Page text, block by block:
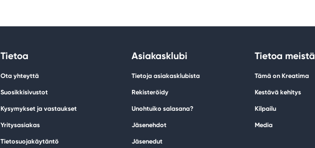
Tietoa
Ota yhteyttä
Suosikkisivustot
Kysymykset ja vastaukset
Yritysasiakas
Tietosuojakäytäntö
Asiakasklubi
Tietoja asiakasklubista
Rekisteröidy
Unohtuiko salasana?
Jäsenehdot
Jäsenedut
Tietoa meistä
Tämä on Kreatima
Kestävä kehitys
Kilpailu
Media